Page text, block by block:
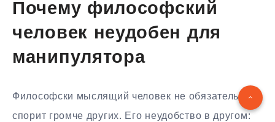
Почему философский
человек неудобен для
манипулятора
Философски мыслящий человек не обязательно
спорит громче других. Его неудобство в другом: